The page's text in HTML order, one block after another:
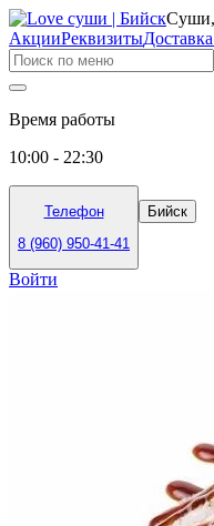
АкцииРеквизиты
Время работы
10:00 - 22:30
Телефон
8 (960) 950-41-41
Бийск
Войти